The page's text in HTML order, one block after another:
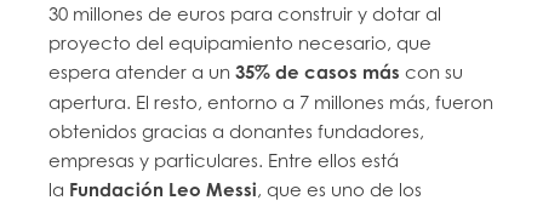
30 millones de euros para construir y dotar al
proyecto del equipamiento necesario, que
espera atender a un35% de casos máscon su
apertura. El resto, entorno a 7 millones más, fueron
obtenidos gracias a donantes fundadores,
empresas y particulares. Entre ellos está
la Fundación Leo Messi , que es uno de los